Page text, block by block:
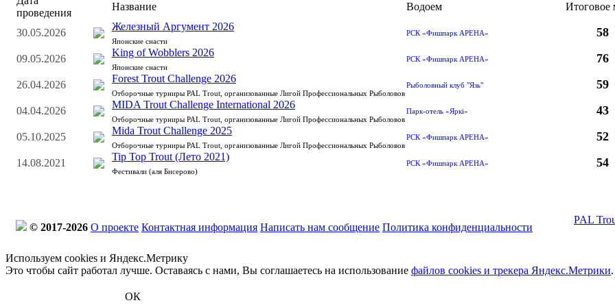
проведения
Название Водоем Итоговое
30.05.2026
Железный Аргумент 2026
Японские снасти
РСК «Фишпарк АРЕНА» 58
09.05.2026
King of Wobblers 2026
Японские снасти
РСК «Фишпарк АРЕНА» 76
26.04.2026
Forest Trout Challenge 2026
Отборочные турниры PAL Trout, организованные Лигой Профессиональных Рыболовов
Рыболовный клуб "Язь" 59
04.04.2026
MIDA Trout Challenge International 2026
Отборочные турниры PAL Trout, организованные Лигой Профессиональных Рыболовов
Парк-отель «Яркi» 43
05.10.2025
Mida Trout Challenge 2025
Отборочные турниры PAL Trout, организованные Лигой Профессиональных Рыболовов
РСК «Фишпарк АРЕНА» 52
14.08.2021
Tip Top Trout (Лето 2021)
Фестивали (аля Бисерово)
РСК «Фишпарк АРЕНА» 54
© 2017-2026 О проекте Контактная информация Написать нам сообщение Политика конфиденциальности
PAL
Используем cookies и Яндекс.Метрику
Это чтобы сайт работал лучше. Оставаясь с нами, Вы соглашаетесь на использование файлов cookies и трекера Яндекс.Метрики.
ОК